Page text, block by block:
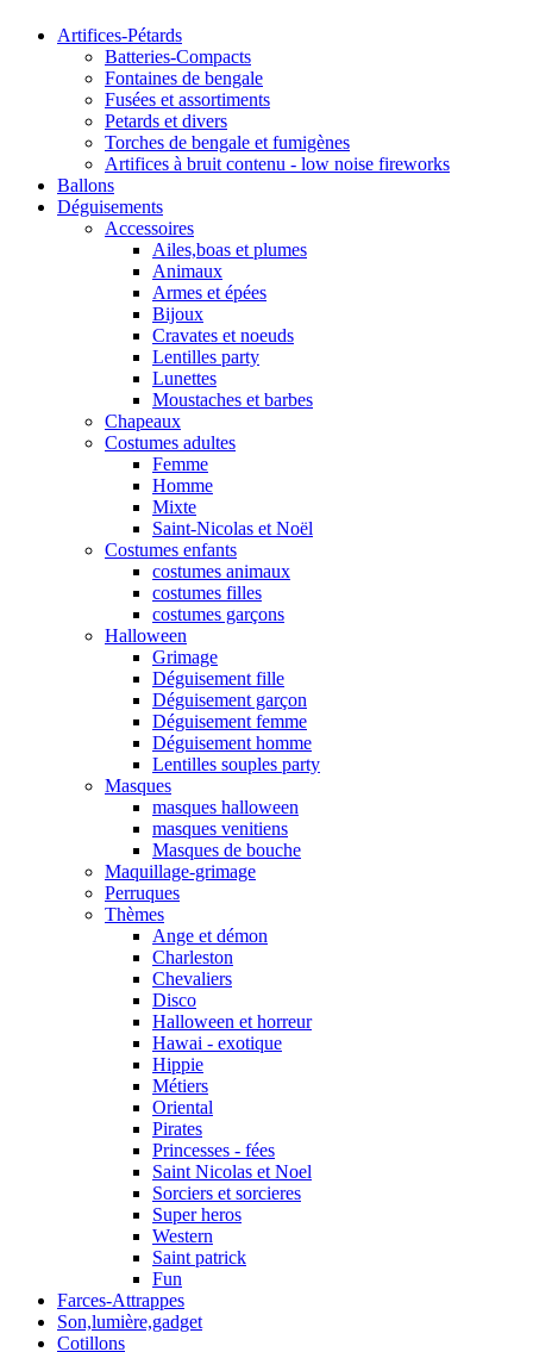
Artifices-Pétards
Batteries-Compacts
Fontaines de bengale
Fusées et assortiments
Petards et divers
Torches de bengale et fumigènes
Artifices à bruit contenu - low noise fireworks
Ballons
Déguisements
Accessoires
Ailes,boas et plumes
Animaux
Armes et épées
Bijoux
Cravates et noeuds
Lentilles party
Lunettes
Moustaches et barbes
Chapeaux
Costumes adultes
Femme
Homme
Mixte
Saint-Nicolas et Noël
Costumes enfants
costumes animaux
costumes filles
costumes garçons
Halloween
Grimage
Déguisement fille
Déguisement garçon
Déguisement femme
Déguisement homme
Lentilles souples party
Masques
masques halloween
masques venitiens
Masques de bouche
Maquillage-grimage
Perruques
Thèmes
Ange et démon
Charleston
Chevaliers
Disco
Halloween et horreur
Hawai - exotique
Hippie
Métiers
Oriental
Pirates
Princesses - fées
Saint Nicolas et Noel
Sorciers et sorcieres
Super heros
Western
Saint patrick
Fun
Farces-Attrappes
Son,lumière,gadget
Cotillons